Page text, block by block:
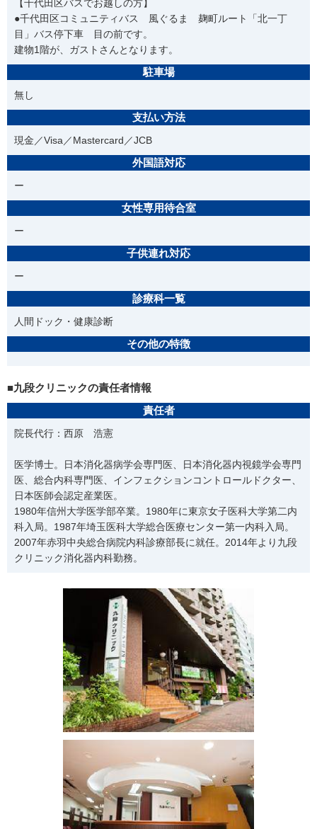
【千代田区バスでお越しの方】
●千代田区コミュニティバス 風ぐるま 麹町ルート「北一丁
目」バス停下車 目の前です。
建物1階が、ガストさんとなります。
駐車場
無し
支払い方法
現金／Visa／Mastercard／JCB
外国語対応
ー
女性専用待合室
ー
子供連れ対応
ー
診療科一覧
人間ドック・健康診断
その他の特徴
■九段クリニックの責任者情報
責任者
院長代行：西原 浩憲
医学博士。日本消化器病学会専門医、日本消化器内視鏡学会専門
医、総合内科専門医、インフェクションコントロールドクター、
日本医師会認定産業医。
1980年信州大学医学部卒業。1980年に東京女子医科大学第二内
科入局。1987年埼玉医科大学総合医療センター第一内科入局。
2007年赤羽中央総合病院内科診療部長に就任。2014年より九段
クリニック消化器内科勤務。